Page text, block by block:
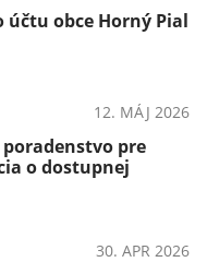
účtu obce Horný Pial
12. MÁJ 2026
pre
o dostupnej
30. APR 2026